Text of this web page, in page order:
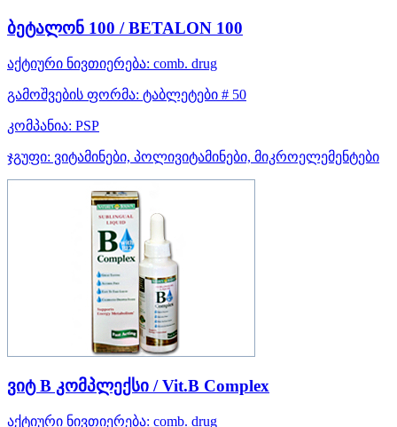
ბეტალონ 100 / BETALON 100
აქტიური ნივთიერება: comb. drug
გამოშვების ფორმა: ტაბლეტები # 50
კომპანია: PSP
ჯგუფი: ვიტამინები, პოლივიტამინები, მიკროელემენტები
ვიტ B კომპლექსი / Vit.B Complex
აქტიური ნივთიერება: comb. drug